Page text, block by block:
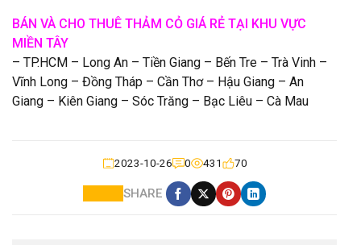
BÁN VÀ CHO THUÊ THẢM CỎ GIÁ RẺ TẠI KHU VỰC
MIỀN TÂY
– TP.HCM – Long An – Tiền Giang – Bến Tre – Trà Vinh –
Vĩnh Long – Đồng Tháp – Cần Thơ – Hậu Giang – An
Giang – Kiên Giang – Sóc Trăng – Bạc Liêu – Cà Mau
2023-10-26 0 431 70
SHARE